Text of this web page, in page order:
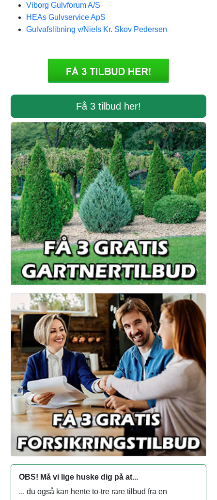
Viborg Gulvforum A/S
HEAs Gulvservice ApS
Gulvafslibning v/Niels Kr. Skov Pedersen
Få 3 tilbud her!
OBS! Må vi lige huske dig på at...
... du også kan hente to-tre rare tilbud fra en